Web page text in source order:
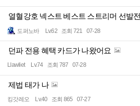
열혈강호 넥스트 베스트 스트리머 선발전
도퍼노바 Lv.62 조회 721 07-28
던파 전용 혜택 카드가 나왔어요
Llawliet Lv.74 조회 787 07-28
제법 태가 나
킹갓레오 Lv.40 조회 865 07-27